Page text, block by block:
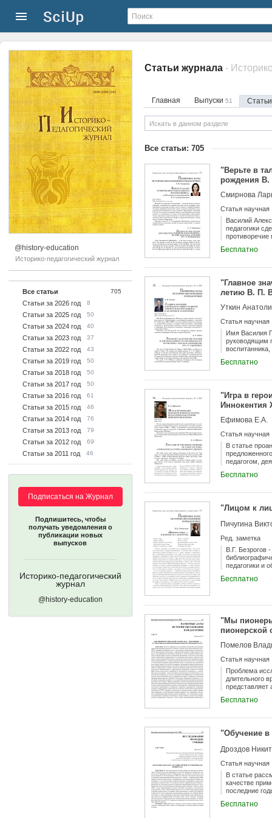
@history-education
Историко-педагогический журнал
Все статьи 705
Статьи за 2026 год 8
Статьи за 2025 год 50
Статьи за 2024 год 40
Статьи за 2023 год 37
Статьи за 2022 год 43
Статьи за 2019 год 50
Статьи за 2018 год 50
Статьи за 2017 год 50
Статьи за 2016 год 61
Статьи за 2015 год 46
Статьи за 2014 год 76
Статьи за 2013 год 79
Статьи за 2012 год 69
Статьи за 2011 год 46
Подписаться на Журнал
Подпишитесь, чтобы
получать уведомления о
публикации новых
выпусков
Историко-педагогический
журнал
@history-education
Статьи журнала -
Главная Выпуски 51
Все статьи: 705
"Верьте в
рождения В.
Смирнова
Статья научная
Василий
педагогики
противоречие
Проработав
превратив
Бесплатно
"Главное
летию В. П.
Уткин
Статья научная
Имя Василия
руководящим
природным
Бесплатно
"Игра в
Иннокентия
Ефимова Е.А.
Статья научная
В статье
педагогом,
Бесплатно
"Лицом к
Пичугина
Ред. заметка
В.Г. Безрогов
педагогики и
Бесплатно
"Мы
пионерской
Помелов
Статья научная
Проблема
длительного
представляет
в наши дни. В
ее истории и
показе
структуре
из истории
Бесплатно
"Обучение в
Дроздов
Статья научная
В статье
качестве
последние
возможностью
Бесплатно